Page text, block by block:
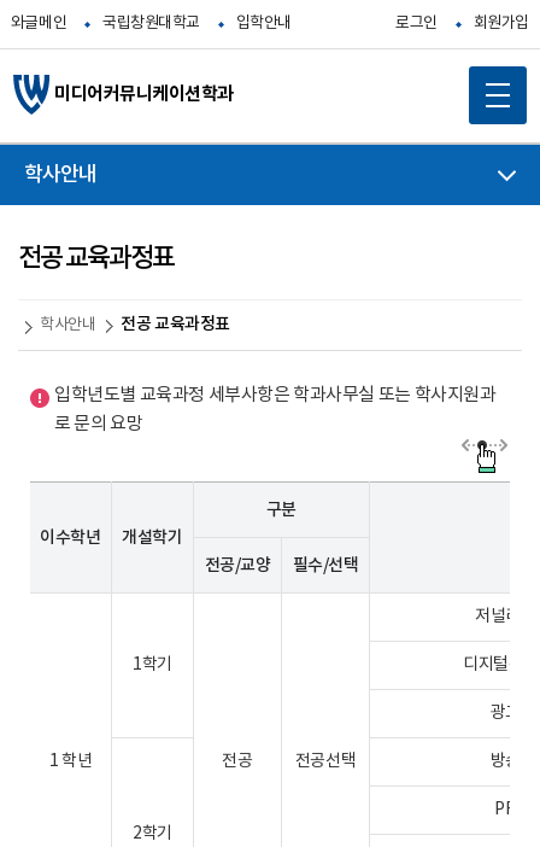
와글메인 국립창원대학교 입학안내 로그인 회원가입
미디어커뮤니케이션학과
학사안내
전공 교육과정표
학사안내 전공 교육과정표
입학년도별 교육과정 세부사항은 학과사무실 또는 학사지원과
로 문의 요망
이수학년 개설학기
구분
전공/교양
필수/선택
1 학년
1학기
전공 전공선택
저널리
디지털콘
광고
2학기
방송
PR의